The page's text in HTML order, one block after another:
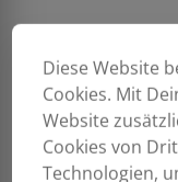
Diese Website
Cookies. Mit
Website
Cookies von
Technologien,